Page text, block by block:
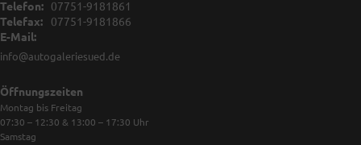
Telefon:
07751-9181861
Telefax:
07751-9181866
E-Mail:
info@autogaleriesued.de
Öffnungszeiten
Montag bis Freitag
07:30 – 12:30 & 13:00 – 17:30 Uhr
Samstag